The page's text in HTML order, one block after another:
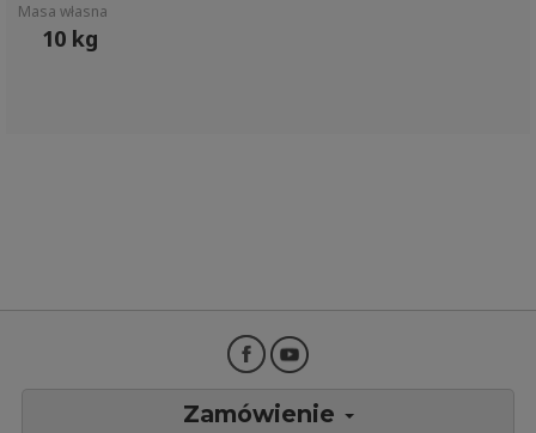
Masa własna
10 kg
Zamówienie